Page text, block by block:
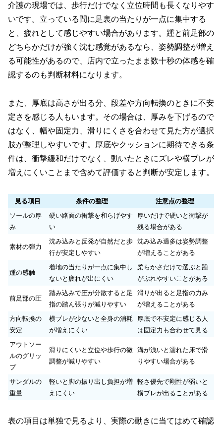
介護の現場では、歩行だけでなく立位時間も長くなりやす
いです。立っている間に足裏の当たりが一点に集中する
と、疲れとして感じやすい場合があります。踵と前足部の
どちらかだけが強く沈む感覚があるなら、姿勢調整が増え
る可能性があるので、店内で立ったまま数十秒の体感を確
認するのも判断材料になります。
また、厚底は高さが出る分、段差や方向転換のときに不安
定さを感じる人もいます。その場合は、厚みを下げるので
はなく、幅や固定力、滑りにくさを合わせて見た方が選択
肢が整理しやすいです。厚底やクッションに期待できる条
件は、衝撃緩和だけでなく、動いたときにズレや横ブレが
増えにくいことまで含めて評価すると判断が安定します。
見る項目 条件の整理
注意点の整理
ソールの厚
み
硬い路面の衝撃を和らげやす
い
厚いだけで硬いと衝撃が
残る場合がある
素材の弾力
沈み込みと反発が自然だと歩
行が安定しやすい
沈み込み過多は姿勢調整
が増えることがある
踵の感触
着地の当たりが一点に集中し
ないと疲れが出にくい
柔らかさだけで選ぶと踵
がぶれやすいことがある
前足部の圧
踏み込みで圧が分散すると足
指の踏ん張りが減りやすい
滑りが出ると足指の力み
が増えることがある
方向転換の
安定
横ブレが少ないと全身の消耗
が増えにくい
厚底で不安定に感じる人
は固定力も合わせて見る
アウトソー
ルのグリッ
プ
滑りにくいと立位や歩行の微
調整が減りやすい
溝が浅いと濡れた床で滑
りやすい場合がある
サンダルの
重量
軽いと脚の振り出し負担が増
えにくい
軽さ優先で剛性が弱いと
横ブレが出ることがある
表の項目は単独で見るより、実際の動きに当てはめて確認